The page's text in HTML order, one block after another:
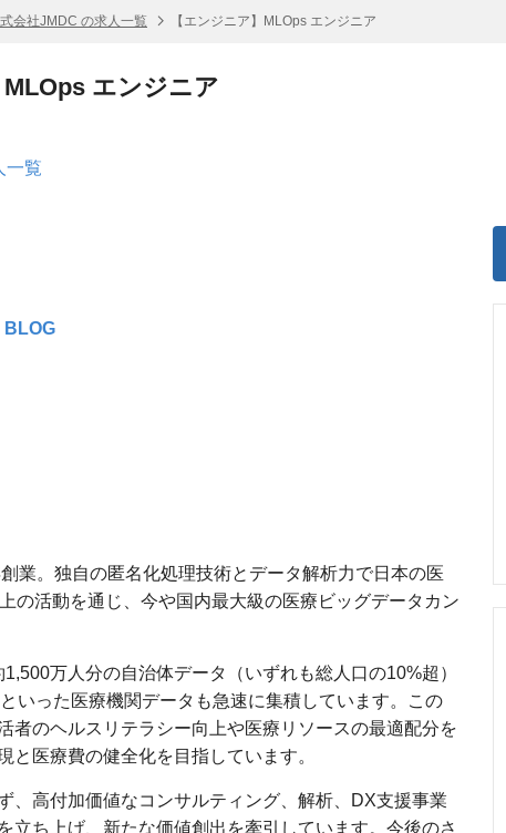
会社JMDC の求人一覧 【エンジニア】MLOps エンジニア
MLOps エンジニア
一覧
BLOG
業。独自の匿名化処理技術とデータ解析力で日本の医
の活動を通じ、今や国内最大級の医療ビッグデータカン
万人分の自治体データ（いずれも総人口の10%超）
いった医療機関データも急速に集積しています。この
者のヘルスリテラシー向上や医療リソースの最適配分を
医療費の健全化を目指しています。
、高付加価値なコンサルティング、解析、DX支援事業
立ち上げ、新たな価値創出を牽引しています。今後のさ